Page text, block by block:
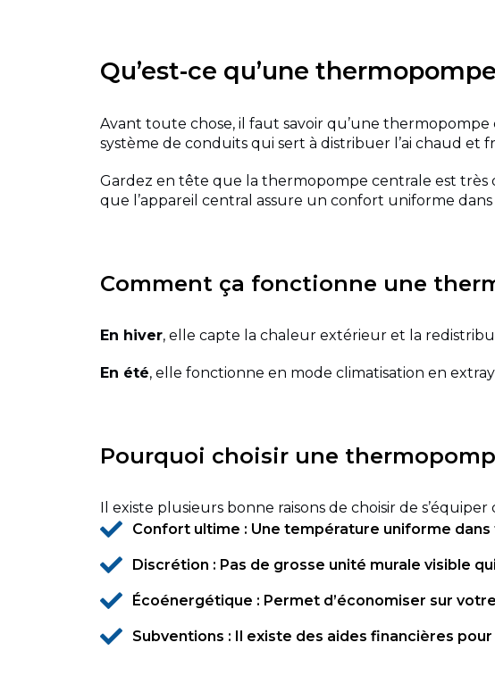
Qu’est-ce qu’une
Avant toute chose, il faut savoir qu’une
système de conduits qui sert à distribuer l’ai chaud et
Gardez en tête que la thermopompe centrale est
que l’appareil central assure un confort uniforme dans
Comment ça fonctionne une
En hiver, elle capte la chaleur extérieur et la
En été, elle fonctionne en mode climatisation en
Pourquoi choisir une
Il existe plusieurs bonne raisons de choisir de
Confort ultime : Une température uniforme
Discrétion : Pas de grosse unité murale visible
Écoénergétique : Permet d’économiser sur
Subventions : Il existe des aides financières